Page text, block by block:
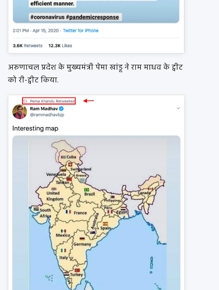
अरुणाचल प्रदेश के मुख्यमंत्री पेमा खांडू ने राम माधव के ट्वीट
को री-ट्वीट किया.